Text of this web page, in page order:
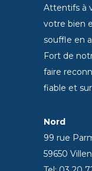
Attentifs à
votre bien
souffle en
Fort de
faire
fiable et
Nord
99 rue
59650